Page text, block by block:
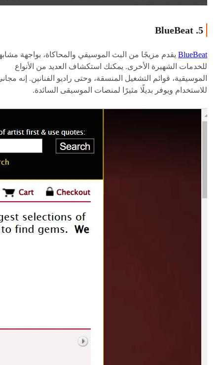
5. BlueBeat
BlueBeat يقدم مزيجًا من البث الموسيقي والمحاكاة، بواجهة
للخدمات الشهيرة الأخرى. يمكنك استكشاف العديد من الأنواع
الموسيقية، قوائم التشغيل المنسقة، وحتى راديو الفنانين. إنه
للاستخدام ويوفر بديلًا مثيرًا لمنصات الموسيقى السائدة.